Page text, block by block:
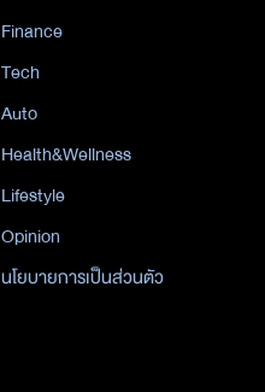
Finance
Tech
Auto
Health&Wellness
Lifestyle
Opinion
นโยบายการเป็นส่วนตัว